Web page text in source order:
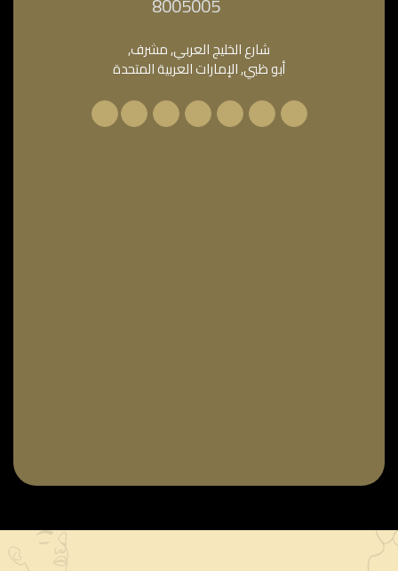
شارع الخليج العربي, مشرف,
أبو ظبي, الإمارات العربية المتحدة